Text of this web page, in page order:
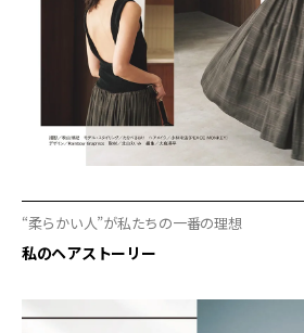
“柔らかい人”が私たちの一番の理想
私のヘアストーリー